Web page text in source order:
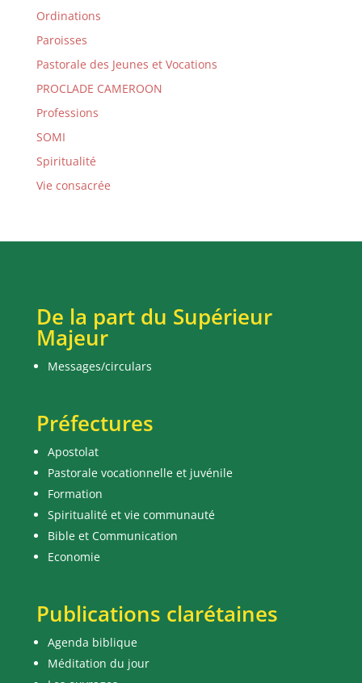
Ordinations
Paroisses
Pastorale des Jeunes et Vocations
PROCLADE CAMEROON
Professions
SOMI
Spiritualité
Vie consacrée
De la part du Supérieur
Majeur
Messages/circulars
Préfectures
Apostolat
Pastorale vocationnelle et juvénile
Formation
Spiritualité et vie communauté
Bible et Communication
Economie
Publications clarétaines
Agenda biblique
Méditation du jour